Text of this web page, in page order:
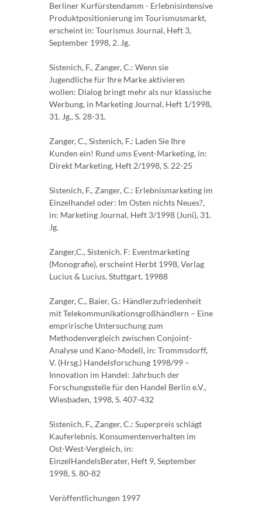
Berliner Kurfürstendamm - Erlebnisintensive
Produktpositionierung im Tourismusmarkt,
erscheint in: Tourismus Journal, Heft 3,
September 1998, 2. Jg.
Sistenich, F., Zanger, C.: Wenn sie
Jugendliche für Ihre Marke aktivieren
wollen: Dialog bringt mehr als nur klassische
Werbung, in Marketing Journal, Heft 1/1998,
31. Jg., S. 28-31.
Zanger, C., Sistenich, F.: Laden Sie Ihre
Kunden ein! Rund ums Event-Marketing, in:
Direkt Marketing, Heft 2/1998, S. 22-25
Sistenich, F., Zanger, C.: Erlebnismarketing im
Einzelhandel oder: Im Osten nichts Neues?,
in: Marketing Journal, Heft 3/1998 (Juni), 31.
Jg.
Zanger,C., Sistenich. F: Eventmarketing
(Monografie), erscheint Herbt 1998, Verlag
Lucius & Lucius, Stuttgart, 19988
Zanger, C., Baier, G.: Händlerzufriedenheit
mit Telekommunikationsgroßhändlern – Eine
emprirische Untersuchung zum
Methodenvergleich zwischen Conjoint-
Analyse und Kano-Modell, in: Trommsdorff,
V. (Hrsg.) Handelsforschung 1998/99 –
Innovation im Handel: Jahrbuch der
Forschungsstelle für den Handel Berlin e.V.,
Wiesbaden, 1998, S. 407-432
Sistenich, F., Zanger, C.: Superpreis schlägt
Kauferlebnis. Konsumentenverhalten im
Ost-West-Vergleich, in:
EinzelHandelsBerater, Heft 9, September
1998, S. 80-82
Veröffentlichungen 1997